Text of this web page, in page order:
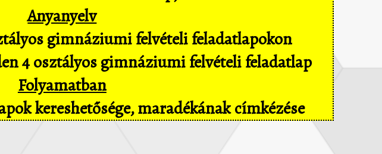
Anyanyelv
gimnáziumi felvételi feladatlapokon
4 osztályos gimnáziumi felvételi feladatlap
Folyamatban
kereshetősége, maradékának címkézése